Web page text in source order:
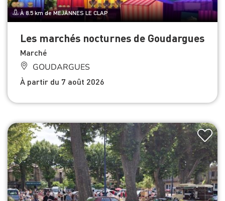
À 8.5 km de MEJANNES LE CLAP
Les marchés nocturnes de Goudargues
Marché
GOUDARGUES
À partir du 7 août 2026